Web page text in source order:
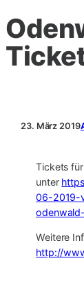
23. März 2019
Tickets
unter
06-2019-
Weitere
http://